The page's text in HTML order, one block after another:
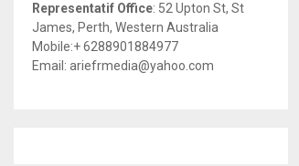
Representatif Office: 52 Upton St, St
James, Perth, Western Australia
Mobile:+ 6288901884977
Email: ariefrmedia@yahoo.com